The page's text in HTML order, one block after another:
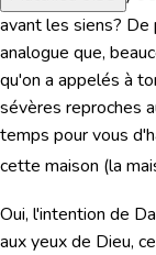
avant les siens? De
analogue que,
qu'on a appelés à
sévères reproches
temps pour vous
cette maison (la
Oui, l'intention de
aux yeux de Dieu,